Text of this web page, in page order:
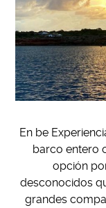
En be
barco entero
opción
desconocidos
grandes